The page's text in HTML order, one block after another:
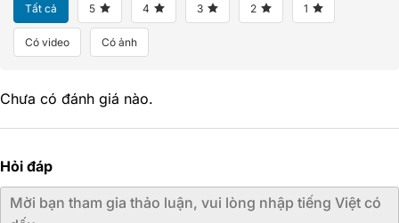
Tất cả 5 4 3 2 1
Có video Có ảnh
Chưa có đánh giá nào.
Hỏi đáp